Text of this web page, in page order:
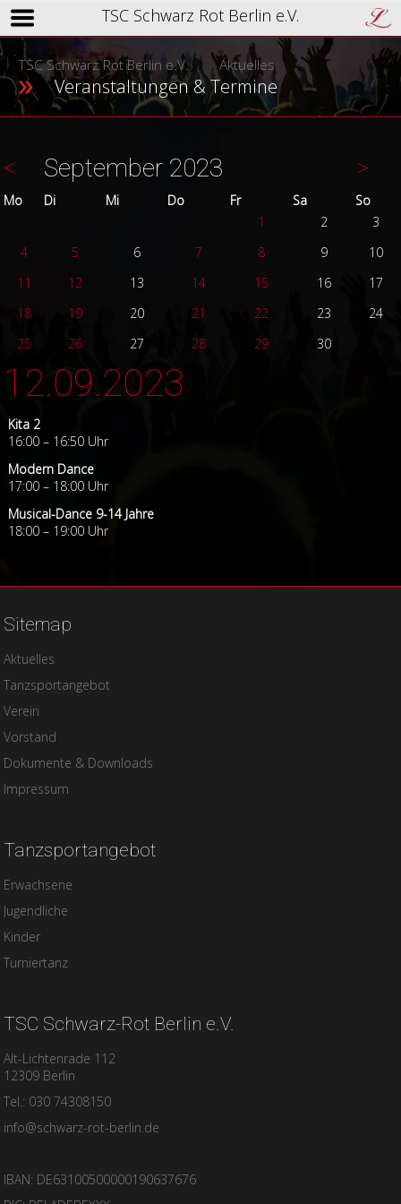
TSC Schwarz Rot Berlin e.V.
TSC Schwarz Rot Berlin e.V. Aktuelles
Veranstaltungen & Termine
< September 2023 >
MontagDienstag Mittwoch DonnerstagFreitag Samstag So
1
2
3
4
5 6 7 8 9
10
11
12 13 14 15 16
17
18
19 20 21 22 23
24
25
26 27 28 29 30
12.09.2023
Kita 2
16:00 – 16:50 Uhr
Modern Dance
17:00 – 18:00 Uhr
Musical-Dance 9-14 Jahre
18:00 – 19:00 Uhr
Sitemap
Navigation
Aktuelles
Tanzsportangebot
Verein
Vorstand
Dokumente & Downloads
Impressum
Tanzsportangebot
Erwachsene
Jugendliche
Kinder
Turniertanz
TSC Schwarz-Rot Berlin e.V.
Alt-Lichtenrade 112
12309 Berlin
Tel.: 030 74308150
info@schwarz-rot-berlin.de
IBAN: DE63100500000190637676